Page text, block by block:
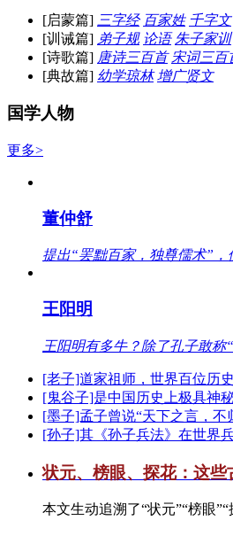
[启蒙篇] 三字经 百家姓 千字文
[训诫篇] 弟子规 论语 朱子家训
[诗歌篇] 唐诗三百首 宋词三百
[典故篇] 幼学琼林 增广贤文
国学人物
更多>
董仲舒
提出“罢黜百家，独尊儒术”
王阳明
王阳明有多牛？除了孔子敢称
[老子]道家祖师，世界百位历
[鬼谷子]是中国历史上极具神
[墨子]孟子曾说“天下之言，不
[孙子]其《孙子兵法》在世界
状元、榜眼、探花：这些
本文生动追溯了“状元”“榜眼